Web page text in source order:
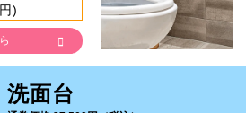
)
洗面台